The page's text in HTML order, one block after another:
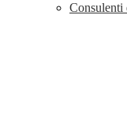
Consulenti